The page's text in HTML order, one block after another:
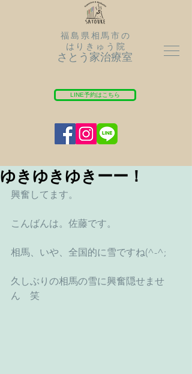
福島県相馬市の
はりきゅう院
さとう家治療室
LINE予約はこちら
ゆきゆきゆきーー！
興奮してます。
こんばんは。佐藤です。
相馬、いや、全国的に雪ですね(^-^;
久しぶりの相馬の雪に興奮隠せませ
ん　笑